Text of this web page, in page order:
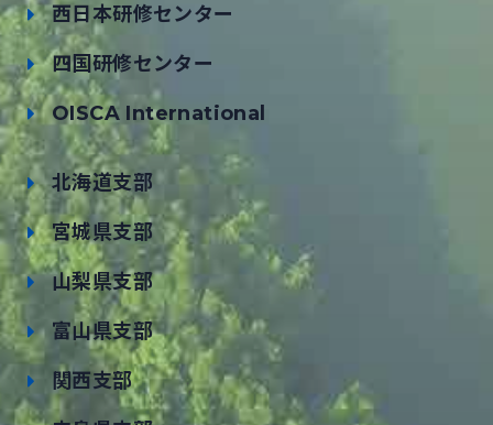
西日本研修センター
四国研修センター
OISCA International
北海道支部
宮城県支部
山梨県支部
富山県支部
関西支部